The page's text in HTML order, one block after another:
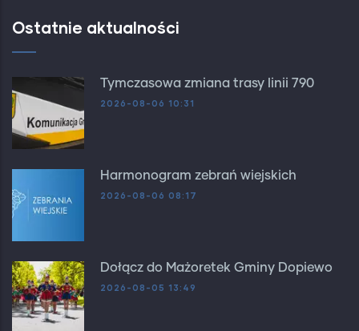
Ostatnie aktualności
Tymczasowa zmiana trasy linii 790
2026-08-06 10:31
Harmonogram zebrań wiejskich
2026-08-06 08:17
Dołącz do Mażoretek Gminy Dopiewo
2026-08-05 13:49